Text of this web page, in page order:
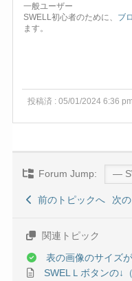
一般ユーザー
SWELL初心者のために、 ブ
ます。
投稿済 : 05/01/2024 6:36 pm
Forum Jump:
前のトピックへ 次
関連トピック
表の画像のサイズ
SWELＬボタンの↓